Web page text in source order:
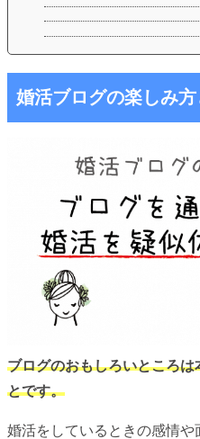
婚活ブログの楽しみ方
ブログのおもしろいところ
とです。
婚活をしているときの感情